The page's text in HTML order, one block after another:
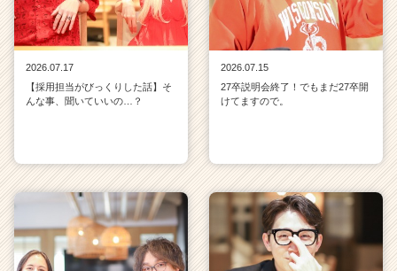
2026.07.17
【採用担当がびっくりした話】そ
んな事、聞いていいの…？
2026.07.15
27卒説明会終了！でもまだ27卒開
けてますので。